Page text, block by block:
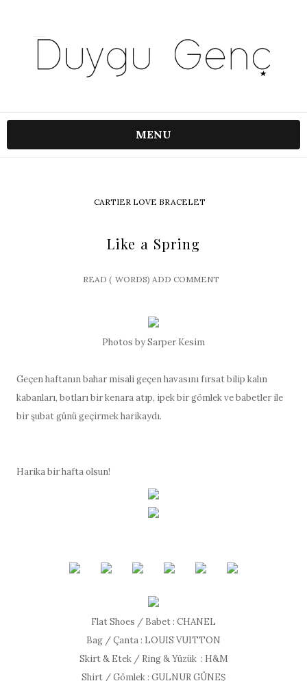
MENU
CARTIER LOVE BRACELET
Like a Spring
READ ( WORDS) ADD COMMENT
Photos by Sarper Kesim
Geçen haftanın bahar misali geçen havasını fırsat bilip kalın
kabanları, botları bir kenara atıp, ipek bir gömlek ve babetler ile
bir şubat günü geçirmek harikaydı.
Harika bir hafta olsun!
Flat Shoes / Babet : CHANEL
Bag / Çanta : LOUIS VUITTON
Skirt & Etek / Ring & Yüzük : H&M
Shirt / Gömlek : GULNUR GÜNEŞ